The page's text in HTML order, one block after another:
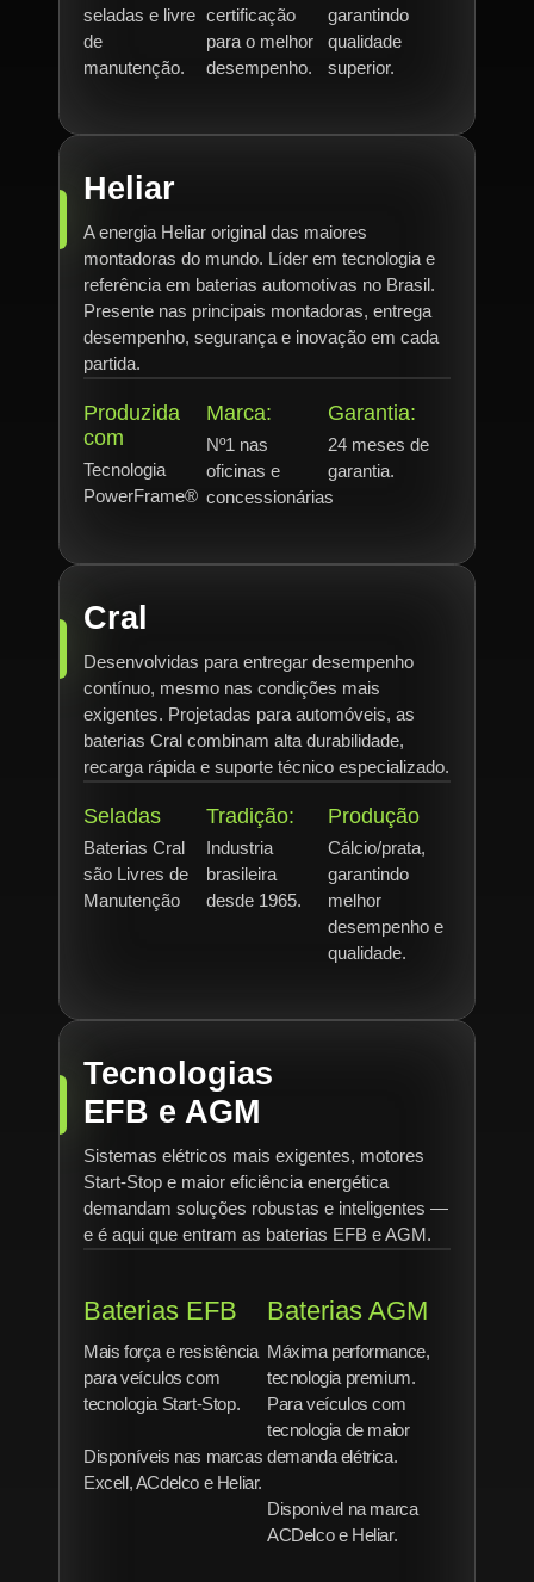
seladas e livre
de
manutenção.
certificação
para o melhor
desempenho.
garantindo
qualidade
superior.
Heliar
A energia Heliar original das maiores
montadoras do mundo. Líder em tecnologia e
referência em baterias automotivas no Brasil.
Presente nas principais montadoras, entrega
desempenho, segurança e inovação em cada
partida.
Produzida
com
Tecnologia
PowerFrame®
Marca:
Nº1 nas
oficinas e
concessionárias
Garantia:
24 meses de
garantia.
Cral
Desenvolvidas para entregar desempenho
contínuo, mesmo nas condições mais
exigentes. Projetadas para automóveis, as
baterias Cral combinam alta durabilidade,
recarga rápida e suporte técnico especializado.
Seladas
Baterias Cral
são Livres de
Manutenção
Tradição:
Industria
brasileira
desde 1965.
Produção
Cálcio/prata,
garantindo
melhor
desempenho e
qualidade.
Tecnologias
EFB e AGM
Sistemas elétricos mais exigentes, motores
Start-Stop e maior eficiência energética
demandam soluções robustas e inteligentes —
e é aqui que entram as baterias EFB e AGM.
Baterias EFB
Mais força e resistência
para veículos com
tecnologia Start-Stop.
Disponíveis nas marcas
Excell, ACdelco e Heliar.
Baterias AGM
Máxima performance,
tecnologia premium.
Para veículos com
tecnologia de maior
demanda elétrica.
Disponivel na marca
ACDelco e Heliar.